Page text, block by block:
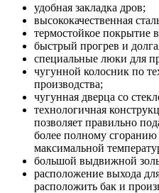
удобная закладка дров;
высококачественная
термостойкое покрытие
быстрый прогрев и
специальные люки для
чугунной колосник по
производства;
чугунная дверца со
технологичная
позволяет правильно
более полному
максимальной
большой выдвижной
расположение выхода
расположить бак и